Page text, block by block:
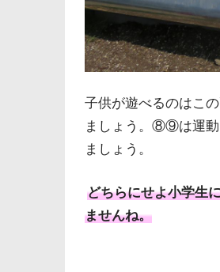
子供が遊べるのはこ
ましょう。⑧⑨は運動
ましょう。
どちらにせよ小学生
ませんね。